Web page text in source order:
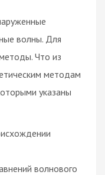
волны. Для
Что из
методам
указаны
волнового